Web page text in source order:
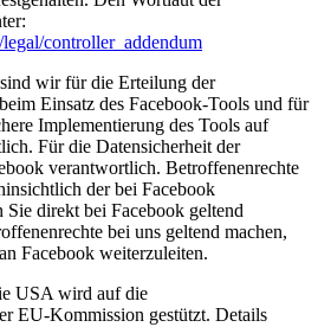
controller_addendum
wir für die Erteilung der
Einsatz des Facebook-Tools und für
Implementierung des Tools auf
Für die Datensicherheit der
verantwortlich. Betroffenenrechte
der bei Facebook
Sie direkt bei Facebook geltend
bei uns geltend machen,
Facebook weiterzuleiten.
USA wird auf die
EU-Kommission gestützt. Details